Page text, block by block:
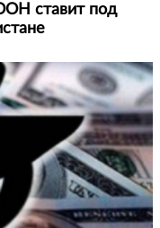
ставит под